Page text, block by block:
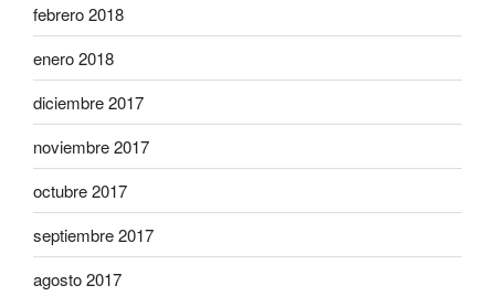
febrero 2018
enero 2018
diciembre 2017
noviembre 2017
octubre 2017
septiembre 2017
agosto 2017